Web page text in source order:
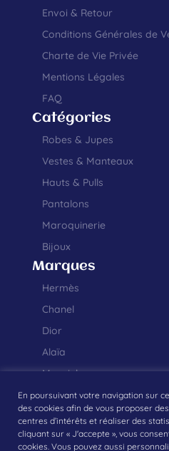
Envoi & Retour
Conditions Générales de
Charte de Vie Privée
Mentions Légales
FAQ
Catégories
Robes & Jupes
Vestes & Manteaux
Hauts & Pulls
Pantalons
Maroquinerie
Bijoux
Marques
Hermès
Chanel
Dior
Alaïa
Margiela
Création graphique et
En poursuivant votre navigation sur
des cookies afin de vous proposer
centres d’intérêts et réaliser des
cliquant sur « J'accepte », vous
cookies. Vous pouvez aussi